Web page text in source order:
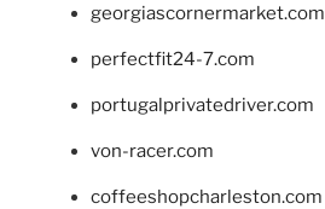
georgiascornermarket.com
perfectfit24-7.com
portugalprivatedriver.com
von-racer.com
coffeeshopcharleston.com